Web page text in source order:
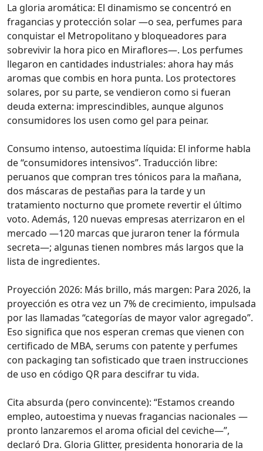
La gloria aromática: El dinamismo se concentró en
fragancias y protección solar —o sea, perfumes para
conquistar el Metropolitano y bloqueadores para
sobrevivir la hora pico en Miraflores—. Los perfumes
llegaron en cantidades industriales: ahora hay más
aromas que combis en hora punta. Los protectores
solares, por su parte, se vendieron como si fueran
deuda externa: imprescindibles, aunque algunos
consumidores los usen como gel para peinar.
Consumo intenso, autoestima líquida: El informe habla
de “consumidores intensivos”. Traducción libre:
peruanos que compran tres tónicos para la mañana,
dos máscaras de pestañas para la tarde y un
tratamiento nocturno que promete revertir el último
voto. Además, 120 nuevas empresas aterrizaron en el
mercado —120 marcas que juraron tener la fórmula
secreta—; algunas tienen nombres más largos que la
lista de ingredientes.
Proyección 2026: Más brillo, más margen: Para 2026, la
proyección es otra vez un 7% de crecimiento, impulsada
por las llamadas “categorías de mayor valor agregado”.
Eso significa que nos esperan cremas que vienen con
certificado de MBA, serums con patente y perfumes
con packaging tan sofisticado que traen instrucciones
de uso en código QR para descifrar tu vida.
Cita absurda (pero convincente): “Estamos creando
empleo, autoestima y nuevas fragancias nacionales —
pronto lanzaremos el aroma oficial del ceviche—”,
declaró Dra. Gloria Glitter, presidenta honoraria de la